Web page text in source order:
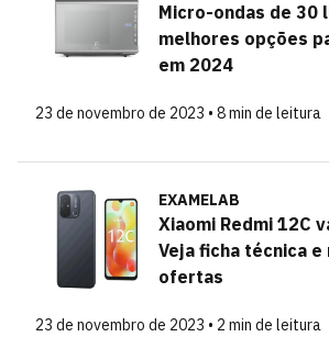
Micro-ondas de 30
melhores opções
em 2024
23 de novembro de 2023 • 8 min de leitura
EXAMELAB
Xiaomi Redmi 12C
Veja ficha técnica e
ofertas
23 de novembro de 2023 • 2 min de leitura